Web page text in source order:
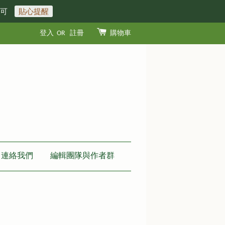
貼心提醒
登入 OR 註冊 購物車
連絡我們 編輯團隊與作者群